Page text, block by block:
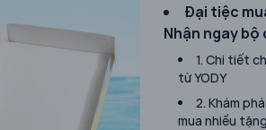
Đại tiệc
Nhận ngay
1. Chi tiết
từ YODY
2. Khám
mua nhiều